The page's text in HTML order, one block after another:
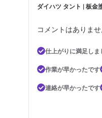
ダイハツ タント | 板金
コメントはありま
仕上がりに満足しま
作業が早かったです
連絡が早かったです